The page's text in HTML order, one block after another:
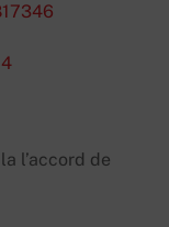
l’accord de